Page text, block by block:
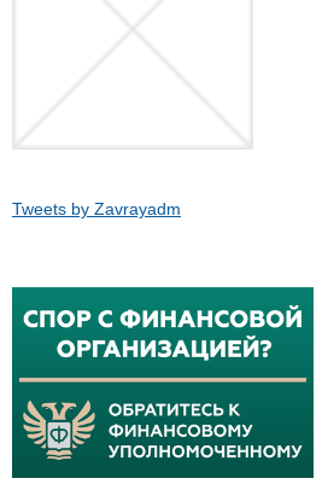
Tweets by Zavrayadm